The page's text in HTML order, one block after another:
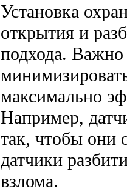
Установка
открытия и
подхода. Важно
максимально
Например,
так, чтобы они
датчики
взлома.